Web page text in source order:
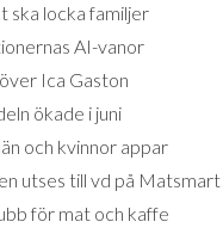
ska locka familjer
AI-vanor
Ica Gaston
ökade i juni
och kvinnor appar
utses till vd på Matsmart
för mat och kaffe